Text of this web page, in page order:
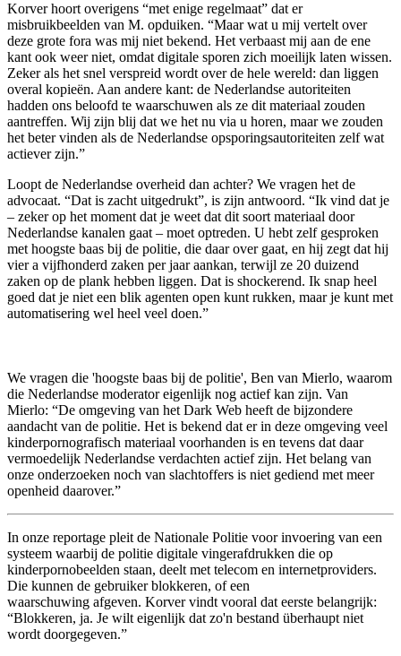
Korver hoort overigens “met enige regelmaat” dat er
misbruikbeelden van M. opduiken. “Maar wat u mij vertelt over
deze grote fora was mij niet bekend. Het verbaast mij aan de ene
kant ook weer niet, omdat digitale sporen zich moeilijk laten wissen.
Zeker als het snel verspreid wordt over de hele wereld: dan liggen
overal kopieën. Aan andere kant: de Nederlandse autoriteiten
hadden ons beloofd te waarschuwen als ze dit materiaal zouden
aantreffen. Wij zijn blij dat we het nu via u horen, maar we zouden
het beter vinden als de Nederlandse opsporingsautoriteiten zelf wat
actiever zijn.”
Loopt de Nederlandse overheid dan achter? We vragen het de
advocaat. “Dat is zacht uitgedrukt”, is zijn antwoord. “Ik vind dat je
– zeker op het moment dat je weet dat dit soort materiaal door
Nederlandse kanalen gaat – moet optreden. U hebt zelf gesproken
met hoogste baas bij de politie, die daar over gaat, en hij zegt dat hij
vier a vijfhonderd zaken per jaar aankan, terwijl ze 20 duizend
zaken op de plank hebben liggen. Dat is shockerend. Ik snap heel
goed dat je niet een blik agenten open kunt rukken, maar je kunt met
automatisering wel heel veel doen.”
We vragen die 'hoogste baas bij de politie', Ben van Mierlo, waarom
die Nederlandse moderator eigenlijk nog actief kan zijn. Van
Mierlo: “De omgeving van het Dark Web heeft de bijzondere
aandacht van de politie. Het is bekend dat er in deze omgeving veel
kinderpornografisch materiaal voorhanden is en tevens dat daar
vermoedelijk Nederlandse verdachten actief zijn. Het belang van
onze onderzoeken noch van slachtoffers is niet gediend met meer
openheid daarover.”
In onze reportage pleit de Nationale Politie voor invoering van een
systeem waarbij de politie digitale vingerafdrukken die op
kinderpornobeelden staan, deelt met telecom en internetproviders.
Die kunnen de gebruiker blokkeren, of een
waarschuwing afgeven. Korver vindt vooral dat eerste belangrijk:
“Blokkeren, ja. Je wilt eigenlijk dat zo'n bestand überhaupt niet
wordt doorgegeven.”